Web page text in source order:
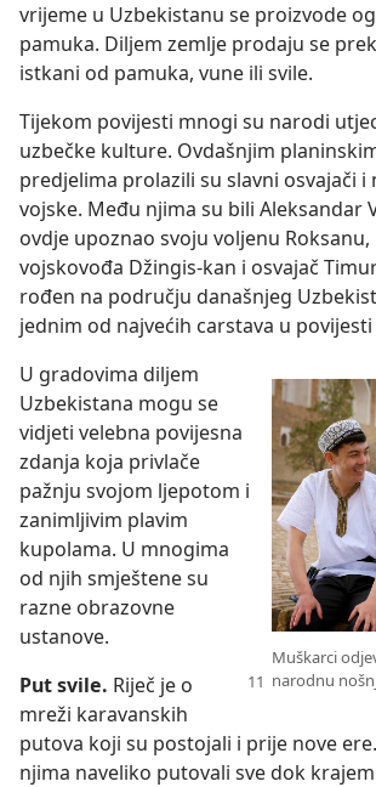
vrijeme u Uzbekistanu se proizvode
pamuka. Diljem zemlje prodaju se
istkani od pamuka, vune ili svile.
Tijekom povijesti mnogi su narodi
uzbečke kulture. Ovdašnjim
predjelima prolazili su slavni osvajači i
vojske. Među njima su bili Aleksandar
ovdje upoznao svoju voljenu
vojskovođa Džingis-kan i osvajač
rođen na području današnjeg
jednim od najvećih carstava u povijesti
Muškarci
narodnu
U gradovima diljem
Uzbekistana mogu se
vidjeti velebna povijesna
zdanja koja privlače
pažnju svojom ljepotom i
zanimljivim plavim
kupolama. U mnogima
od njih smještene su
razne obrazovne
ustanove.
Put svile. Riječ je o
mreži karavanskih
putova koji su postojali i prije nove
njima naveliko putovali sve dok